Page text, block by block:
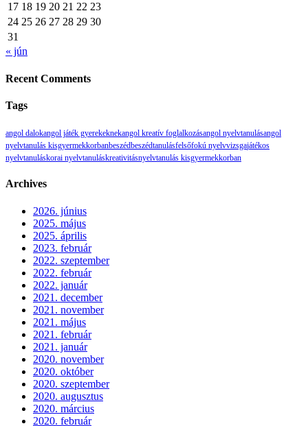
17 18 19 20 21 22 23
24 25 26 27 28 29 30
31
« jún
Recent Comments
Tags
angol dalokangol játék gyerekeknekangol kreatív foglalkozásangol nyelvtanulásangol
nyelvtanulás kisgyermekkorbanbeszédbeszédtanulásfelsőfokú nyelvvizsgajátékos
nyelvtanuláskorai nyelvtanuláskreativitásnyelvtanulás kisgyermekkorban
Archives
2026. június
2025. május
2025. április
2023. február
2022. szeptember
2022. február
2022. január
2021. december
2021. november
2021. május
2021. február
2021. január
2020. november
2020. október
2020. szeptember
2020. augusztus
2020. március
2020. február